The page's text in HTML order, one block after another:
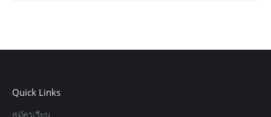
Quick Links